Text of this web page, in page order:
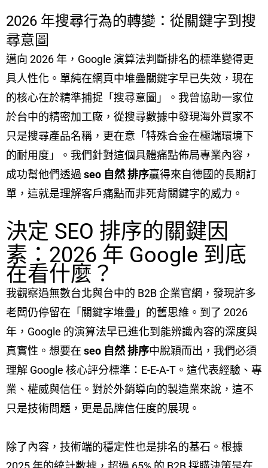
2026 年搜尋行為的轉變：從關鍵字到搜
尋意圖
邁向 2026 年，Google 演算法判斷排名的標準變得更
具人性化。單純在網頁中堆疊關鍵字早已失效，現在
的核心在於精準捕捉「搜尋意圖」。我曾協助一家位
於台中的精密加工廠，從搜尋數據中發現海外買家不
只是搜尋產品名稱，更在意「特殊合金在極端環境下
的耐用度」。我們針對這個具體痛點佈局專業內容，
成功幫他們透過 seo 自然 排序贏得來自德國的長期訂
單，這就是理解客戶痛點而非死背關鍵字的威力。
決定 SEO 排序的關鍵因
素：2026 年 Google 到底
在看什麼？
我觀察過無數台北與台中的 B2B 企業官網，發現許多
老闆仍停留在「關鍵字堆疊」的舊思維。到了 2026
年，Google 的演算法早已進化到能辨識內容的深度與
真實性。想要在 seo 自然 排序中脫穎而出，我們必須
理解 Google 核心評分標準：E-E-A-T。這代表經驗、專
業、權威與信任。對於外銷導向的製造業來說，這不
只是技術問題，更是品牌信任度的展現。
除了內容，技術端的穩定性也是排名的基石。根據